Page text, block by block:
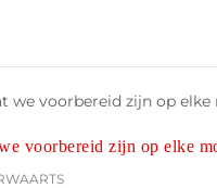
voorbereid zijn op elke